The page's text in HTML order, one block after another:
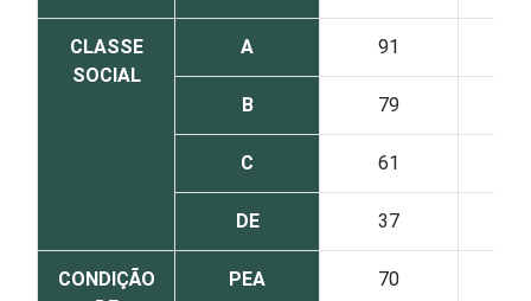
CLASSE
SOCIAL
A 91
B 79
C 61
DE 37
CONDIÇÃO
PEA 70